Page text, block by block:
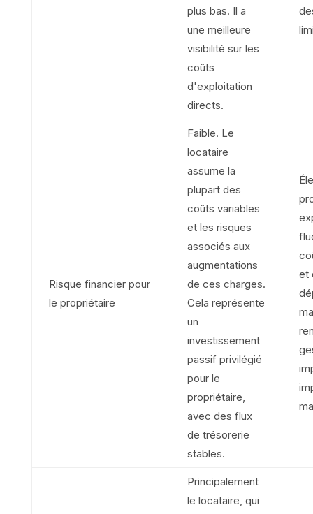
plus bas. Il a
une meilleure
visibilité sur les
coûts
d'exploitation
directs.
Risque financier pour
le propriétaire
Faible. Le
locataire
assume la
plupart des
coûts variables
et les risques
associés aux
augmentations
de ces charges.
Cela représente
un
investissement
passif privilégié
pour le
propriétaire,
avec des flux
de trésorerie
stables.
et
Principalement
le locataire, qui